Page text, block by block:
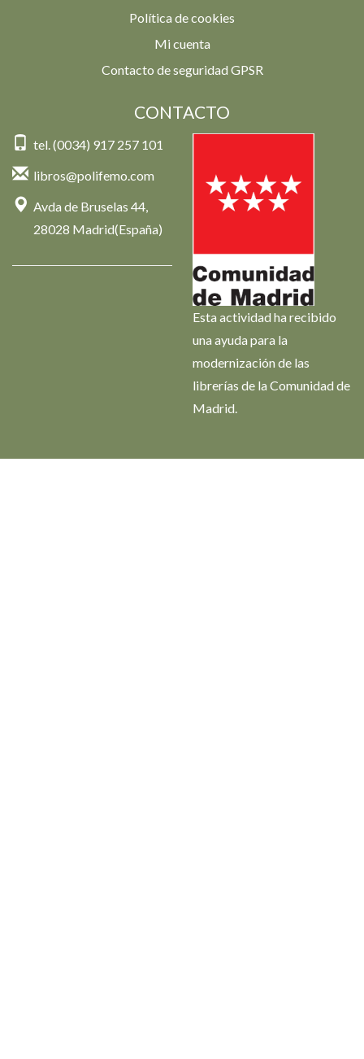
Política de cookies
Mi cuenta
Contacto de seguridad GPSR
CONTACTO
tel. (0034) 917 257 101
libros@polifemo.com
Avda de Bruselas 44,
28028 Madrid(España)
Esta actividad ha recibido
una ayuda para la
modernización de las
librerías de la Comunidad de
Madrid.